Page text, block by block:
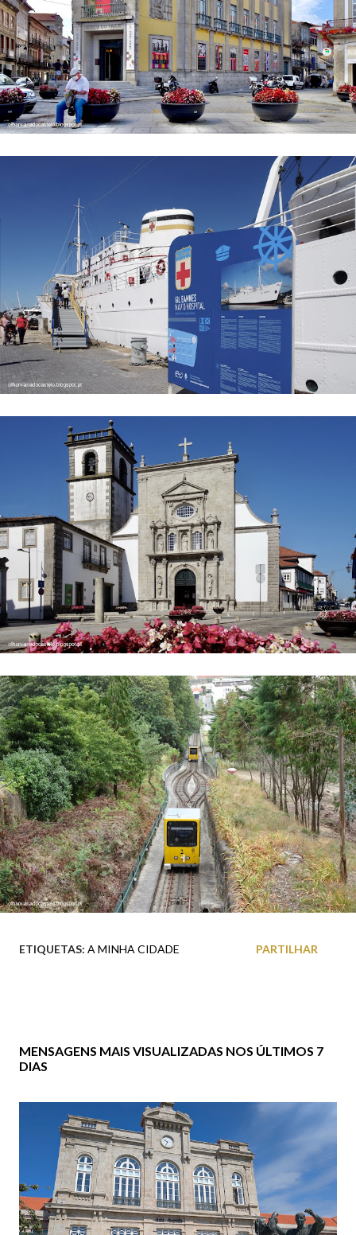
ETIQUETAS: A MINHA CIDADE PARTILHAR
MENSAGENS MAIS VISUALIZADAS NOS ÚLTIMOS 7
DIAS